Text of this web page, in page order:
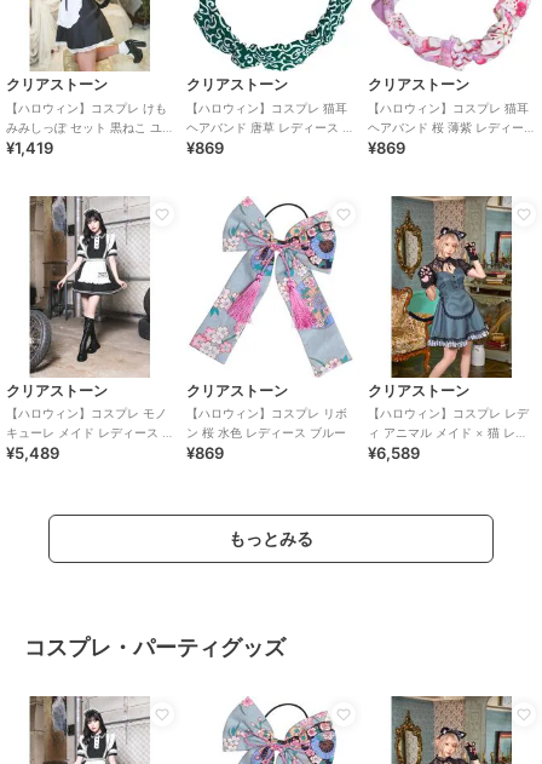
クリアストーン
【ハロウィン】コスプレ けも
みみしっぽ セット 黒ねこ ユニ
セックス ブラック
¥1,419
クリアストーン
【ハロウィン】コスプレ 猫耳
ヘアバンド 唐草 レディース グ
リーン
¥869
クリアストーン
【ハロウィン】コスプレ 猫耳
ヘアバンド 桜 薄紫 レディース
パープル
¥869
クリアストーン
【ハロウィン】コスプレ モノ
キューレ メイド レディース ブ
ラック
¥5,489
クリアストーン
【ハロウィン】コスプレ リボ
ン 桜 水色 レディース ブルー
¥869
クリアストーン
【ハロウィン】コスプレ レデ
ィ アニマル メイド × 猫 レデ
ィース グレー
¥6,589
もっとみる
コスプレ・パーティグッズ